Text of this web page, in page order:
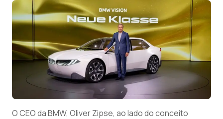
O CEO da BMW, Oliver Zipse, ao lado do conceito